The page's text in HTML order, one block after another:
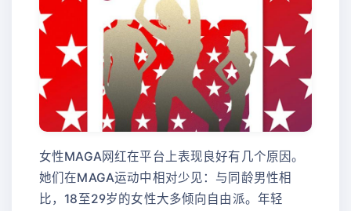
女性MAGA网红在平台上表现良好有几个原因。
她们在MAGA运动中相对少见：与同龄男性相
比，18至29岁的女性大多倾向自由派。年轻